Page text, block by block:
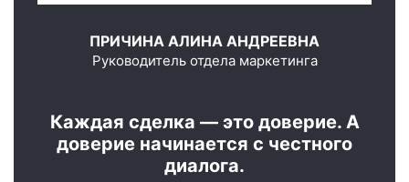
ПРИЧИНА АЛИНА АНДРЕЕВНА
Руководитель отдела маркетинга
Каждая сделка — это доверие. А
доверие начинается с честного
диалога.